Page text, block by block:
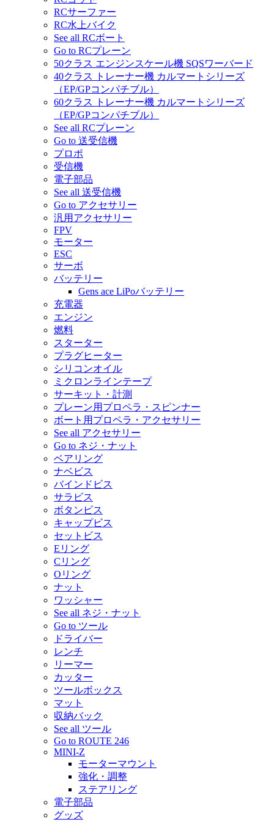
RCサーファー
RC水上バイク
See all RCボート
Go to RCプレーン
50クラス エンジンスケール機 SQSワーバード
40クラス トレーナー機 カルマートシリーズ
（EP/GPコンパチブル）
60クラス トレーナー機 カルマートシリーズ
（EP/GPコンパチブル）
See all RCプレーン
Go to 送受信機
プロポ
受信機
電子部品
See all 送受信機
Go to アクセサリー
汎用アクセサリー
FPV
モーター
ESC
サーボ
バッテリー
Gens ace LiPoバッテリー
充電器
エンジン
燃料
スターター
プラグヒーター
シリコンオイル
ミクロンラインテープ
サーキット・計測
プレーン用プロペラ・スピンナー
ボート用プロペラ・アクセサリー
See all アクセサリー
Go to ネジ・ナット
ベアリング
ナベビス
バインドビス
サラビス
ボタンビス
キャップビス
セットビス
Eリング
Cリング
Oリング
ナット
ワッシャー
See all ネジ・ナット
Go to ツール
ドライバー
レンチ
リーマー
カッター
ツールボックス
マット
収納バック
See all ツール
Go to ROUTE 246
MINI-Z
モーターマウント
強化・調整
ステアリング
電子部品
グッズ